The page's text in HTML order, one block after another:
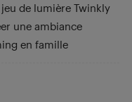
de lumière Twinkly
une ambiance
en famille